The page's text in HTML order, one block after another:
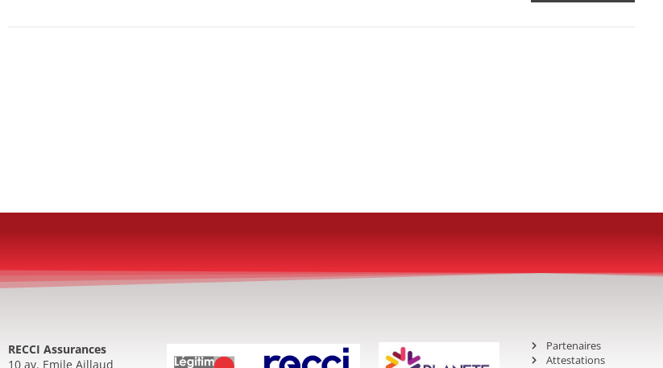
RECCI Assurances
10 av. Emile Aillaud
Partenaires
Attestations